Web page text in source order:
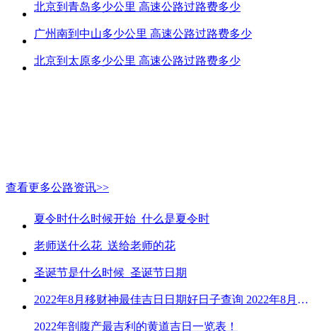
北京到青岛多少公里 高速公路过路费多少
广州南到中山多少公里 高速公路过路费多少
北京到太原多少公里 高速公路过路费多少
查看更多公路资讯>>
夏令时什么时候开始_什么是夏令时
老师送什么花_送给老师的花
圣诞节是什么时候_圣诞节日期
2022年8月移财神最佳吉日日期好日子查询 2022年8月移财神吉日一览
2022年剖腹产最吉利的黄道吉日一览表！